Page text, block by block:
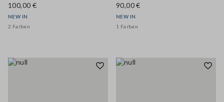
100,00 €
NEW IN
2 Farben
90,00 €
NEW IN
1 Farben